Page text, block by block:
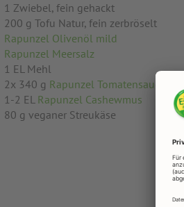
1 Zwiebel, fein gehackt
200 g Tofu Natur, fein zerbröselt
Rapunzel Olivenöl mild
Rapunzel Meersalz
1 EL Mehl
2x 340 g Rapunzel Tomatensauce
1-2 EL Rapunzel Cashewmus
80 g veganer Streukäse